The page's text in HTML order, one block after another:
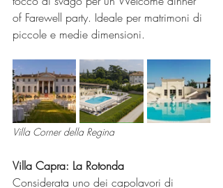
of Farewell party. Ideale per matrimoni di
piccole e medie dimensioni.
Villa Corner della Regina
Villa Capra: La Rotonda
Considerata uno dei capolavori di